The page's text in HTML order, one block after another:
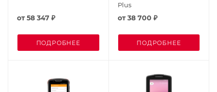
от58 347 ₽
ПОДРОБНЕЕ
Plus
от38 700 ₽
ПОДРОБНЕЕ